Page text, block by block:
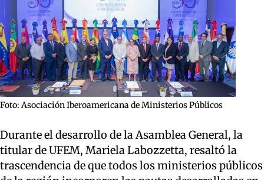
Foto: Asociación Iberoamericana de Ministerios Públicos
Durante el desarrollo de la Asamblea General, la
titular de UFEM, Mariela Labozzetta, resaltó la
trascendencia de que todos los ministerios públicos